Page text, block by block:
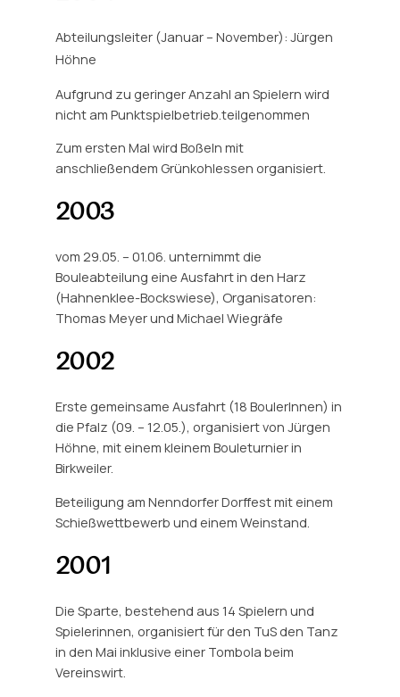
Abteilungsleiter (Januar – November): Jürgen
Höhne
Aufgrund zu geringer Anzahl an Spielern wird
nicht am Punktspielbetrieb.teilgenommen
Zum ersten Mal wird Boßeln mit
anschließendem Grünkohlessen organisiert.
2003
vom 29.05. – 01.06. unternimmt die
Bouleabteilung eine Ausfahrt in den Harz
(Hahnenklee-Bockswiese), Organisatoren:
Thomas Meyer und Michael Wiegräfe
2002
Erste gemeinsame Ausfahrt (18 BoulerInnen) in
die Pfalz (09. – 12.05.), organisiert von Jürgen
Höhne, mit einem kleinem Bouleturnier in
Birkweiler.
Beteiligung am Nenndorfer Dorffest mit einem
Schießwettbewerb und einem Weinstand.
2001
Die Sparte, bestehend aus 14 Spielern und
Spielerinnen, organisiert für den TuS den Tanz
in den Mai inklusive einer Tombola beim
Vereinswirt.